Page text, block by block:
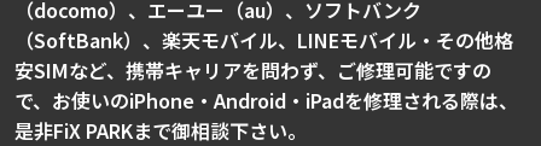
（docomo）、エーユー（au）、ソフトバンク
（SoftBank）、楽天モバイル、LINEモバイル・その他格
安SIMなど、携帯キャリアを問わず、ご修理可能ですの
で、お使いのiPhone・Android・iPadを修理される際は、
是非FiX PARKまで御相談下さい。